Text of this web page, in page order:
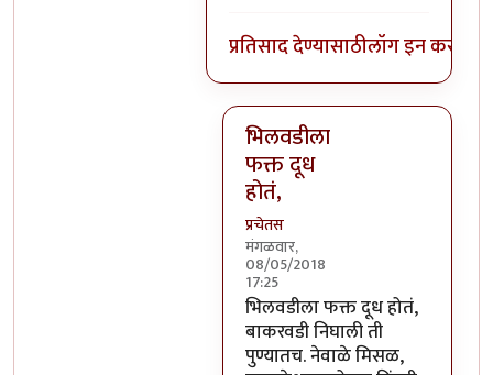
प्रतिसाद देण्यासाठीलॉग इन करा
भिलवडीला
फक्त दूध
होतं,
प्रचेतस
मंगळवार,
08/05/2018
17:25
In reply toकुठाय ती? म्हणजे आहे
भिलवडीला फक्त दूध होतं,
बाकरवडी निघाली ती
पुण्यातच. नेवाळे मिसळ,